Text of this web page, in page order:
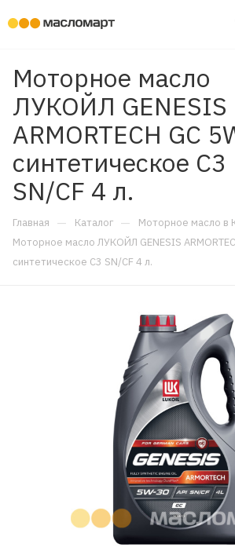
Моторное масло
ЛУКОЙЛ GENESIS
ARMORTECH GC
синтетическое C3
SN/CF 4 л.
Главная — Каталог — Моторное масло в
Моторное масло ЛУКОЙЛ GENESIS
синтетическое C3 SN/CF 4 л.